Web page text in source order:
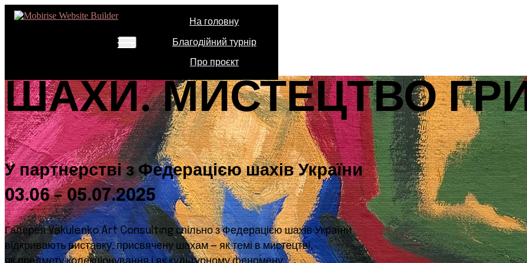
На головну
Благодійний турнір
Про проєкт
ШАХИ. МИСТЕЦТВО
У партнерстві з Федерацією шахів України
03.06 – 05.07.2025
Галерея Vakulenko Art Consulting спільно з Федерацією шахів України
відкривають виставку, присвячену шахам — як темі в мистецтві,